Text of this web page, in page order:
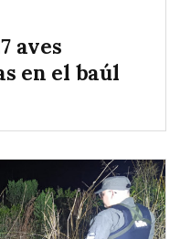
aves
en el baúl